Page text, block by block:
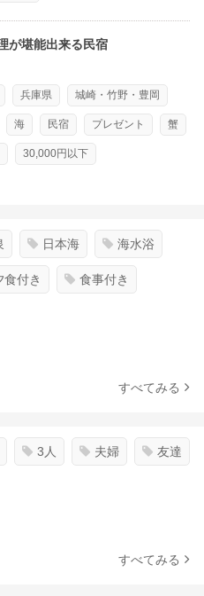
堪能出来る民宿
兵庫県 城崎・竹野・豊岡
海 民宿 プレゼント 蟹
30,000円以下
日本海 海水浴
食付き 食事付き
すべてみる
3人 夫婦 友達
すべてみる